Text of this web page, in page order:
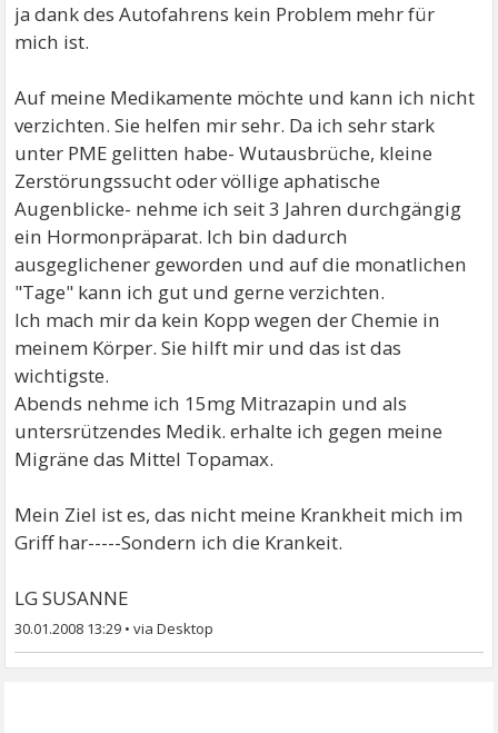
ja dank des Autofahrens kein Problem mehr für
mich ist.
Auf meine Medikamente möchte und kann ich nicht
verzichten. Sie helfen mir sehr. Da ich sehr stark
unter PME gelitten habe- Wutausbrüche, kleine
Zerstörungssucht oder völlige aphatische
Augenblicke- nehme ich seit 3 Jahren durchgängig
ein Hormonpräparat. Ich bin dadurch
ausgeglichener geworden und auf die monatlichen
"Tage" kann ich gut und gerne verzichten.
Ich mach mir da kein Kopp wegen der Chemie in
meinem Körper. Sie hilft mir und das ist das
wichtigste.
Abends nehme ich 15mg Mitrazapin und als
untersrützendes Medik. erhalte ich gegen meine
Migräne das Mittel Topamax.
Mein Ziel ist es, das nicht meine Krankheit mich im
Griff har-----Sondern ich die Krankeit.
LG SUSANNE
30.01.2008 13:29 •